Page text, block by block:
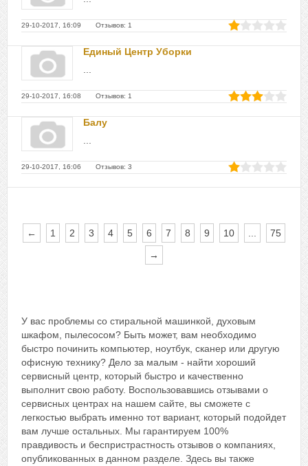
29-10-2017, 16:09 Отзывов: 1
Единый Центр Уборки
29-10-2017, 16:08 Отзывов: 1
Балу
29-10-2017, 16:06 Отзывов: 3
← 1 2 3 4 5 6 7 8 9 10
75
→
У вас проблемы со стиральной машинкой, духовым
шкафом, пылесосом? Быть может, вам необходимо
быстро починить компьютер, ноутбук, сканер или другую
офисную технику? Дело за малым - найти хороший
сервисный центр, который быстро и качественно
выполнит свою работу. Воспользовавшись отзывами о
сервисных центрах на нашем сайте, вы сможете с
легкостью выбрать именно тот вариант, который подойдет
вам лучше остальных. Мы гарантируем 100%
правдивость и беспристрастность отзывов о компаниях,
опубликованных в данном разделе. Здесь вы также